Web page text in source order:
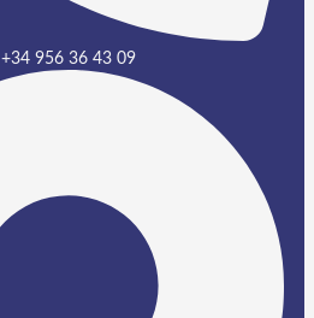
+34 956 36 43 09